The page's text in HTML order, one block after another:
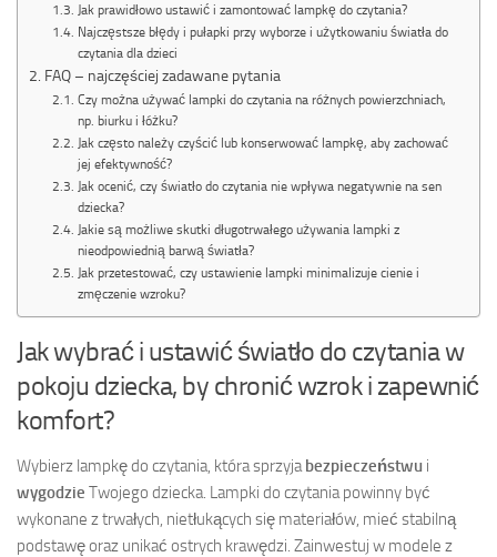
Jak prawidłowo ustawić i zamontować lampkę do czytania?
Najczęstsze błędy i pułapki przy wyborze i użytkowaniu światła do
czytania dla dzieci
FAQ – najczęściej zadawane pytania
Czy można używać lampki do czytania na różnych powierzchniach,
np. biurku i łóżku?
Jak często należy czyścić lub konserwować lampkę, aby zachować
jej efektywność?
Jak ocenić, czy światło do czytania nie wpływa negatywnie na sen
dziecka?
Jakie są możliwe skutki długotrwałego używania lampki z
nieodpowiednią barwą światła?
Jak przetestować, czy ustawienie lampki minimalizuje cienie i
zmęczenie wzroku?
Jak wybrać i ustawić światło do czytania w
pokoju dziecka, by chronić wzrok i zapewnić
komfort?
Wybierz lampkę do czytania, która sprzyja bezpieczeństwu i
wygodzie Twojego dziecka. Lampki do czytania powinny być
wykonane z trwałych, nietłukących się materiałów, mieć stabilną
podstawę oraz unikać ostrych krawędzi. Zainwestuj w modele z